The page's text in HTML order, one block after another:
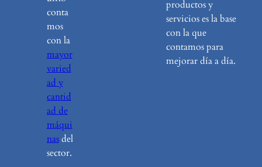
conta
mos
con la
mayor
varied
ad y
cantid
ad de
máqui
nasdel
sector.
productos y
servicios es la base
con la que
contamos para
mejorar día a día.